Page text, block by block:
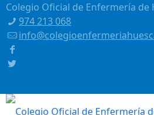
Colegio Oficial de Enfermería de
974 213 068